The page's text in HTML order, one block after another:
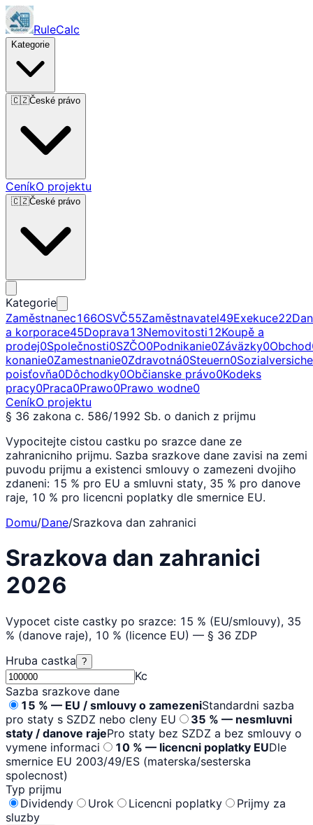
RuleCalc
Kategorie
🇨🇿České právo
CeníkO projektu
🇨🇿České právo
Kategorie
Zaměstnanec166OSVČ55Zaměstnavatel49Exekuce22
a korporace45Doprava13Nemovitosti12Koupě a
prodej0Společnosti0SZČO0Podnikanie0Záväzky0Obchod
konanie0Zamestnanie0Zdravotná0Steuern0
poisťovňa0Dôchodky0Občianske právo0Kodeks
pracy0Praca0Prawo0Prawo wodne0
CeníkO projektu
§ 36 zakona c. 586/1992 Sb. o danich z prijmu
Vypocitejte cistou castku po srazce dane ze
zahranicniho prijmu. Sazba srazkove dane zavisi na zemi
puvodu prijmu a existenci smlouvy o zamezeni dvojiho
zdaneni: 15 % pro EU a smluvni staty, 35 % pro danove
raje, 10 % pro licencni poplatky dle smernice EU.
Domu/Dane/Srazkova dan zahranici
Srazkova dan zahranici
2026
Vypocet cistе castky po srazce: 15 % (EU/smlouvy), 35
% (danove raje), 10 % (licence EU) — § 36 ZDP
Hruba castka ?
Kc
Sazba srazkove dane
15 % — EU / smlouvy o zamezeniStandardni sazba
pro staty s SZDZ nebo cleny EU
35 % — nesmluvni
staty / danove rajePro staty bez SZDZ a bez smlouvy o
vymene informaci
10 % — licencni poplatky EUDle
smernice EU 2003/49/ES (materska/sesterska
spolecnost)
Typ prijmu
Dividendy
Urok Licencni poplatky
Prijmy za
sluzby